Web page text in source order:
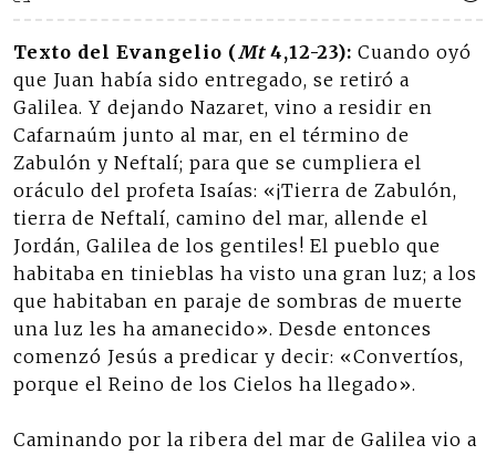
Texto del Evangelio (Mt4,12-23): Cuando oyó
que Juan había sido entregado, se retiró a
Galilea. Y dejando Nazaret, vino a residir en
Cafarnaúm junto al mar, en el término de
Zabulón y Neftalí; para que se cumpliera el
oráculo del profeta Isaías: «¡Tierra de Zabulón,
tierra de Neftalí, camino del mar, allende el
Jordán, Galilea de los gentiles! El pueblo que
habitaba en tinieblas ha visto una gran luz; a los
que habitaban en paraje de sombras de muerte
una luz les ha amanecido». Desde entonces
comenzó Jesús a predicar y decir: «Convertíos,
porque el Reino de los Cielos ha llegado».
Caminando por la ribera del mar de Galilea vio a